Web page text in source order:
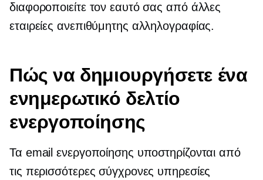
διαφοροποιείτε τον εαυτό σας από άλλες
εταιρείες ανεπιθύμητης αλληλογραφίας.
Πώς να δημιουργήσετε ένα
ενημερωτικό δελτίο
ενεργοποίησης
Τα email ενεργοποίησης υποστηρίζονται από
τις περισσότερες σύγχρονες υπηρεσίες